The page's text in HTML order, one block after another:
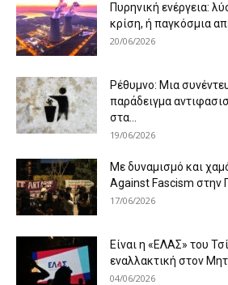
Πυρηνική ενέργεια:
κρίση, ή παγκόσμια
20/06/2026
Ρέθυμνο: Μια
παράδειγμα
στα...
19/06/2026
Με δυναμισμό και
Against Fascism στην
17/06/2026
Είναι η «ΕΛΑΣ» του
εναλλακτική στον
04/06/2026